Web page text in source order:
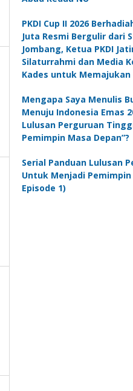
PKDI Cup II 2026
Juta Resmi Bergulir dari
Jombang, Ketua PKDI
Silaturrahmi dan Media
Kades untuk
Mengapa Saya Menulis
Menuju Indonesia Emas
Lulusan Perguruan
Pemimpin Masa Depan”?
Serial Panduan Lulusan
Untuk Menjadi Pemimpin
Episode 1)